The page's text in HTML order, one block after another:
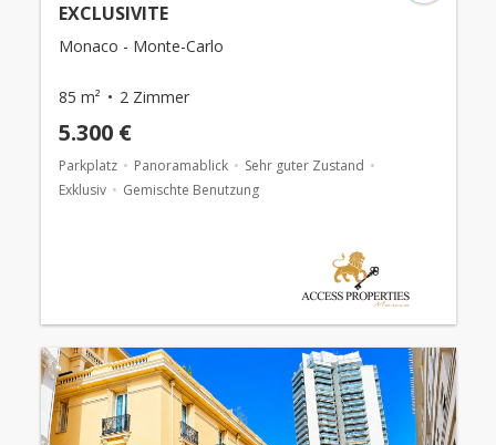
EXCLUSIVITE
Monaco - Monte-Carlo
85 m² 2 Zimmer
5.300 €
Parkplatz Panoramablick
Sehr guter Zustand
Exklusiv
Gemischte Benutzung